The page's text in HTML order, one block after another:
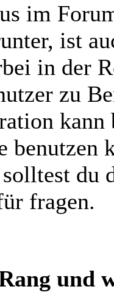
im
ist
in der
zu
kann
benutzen
fragen.
und